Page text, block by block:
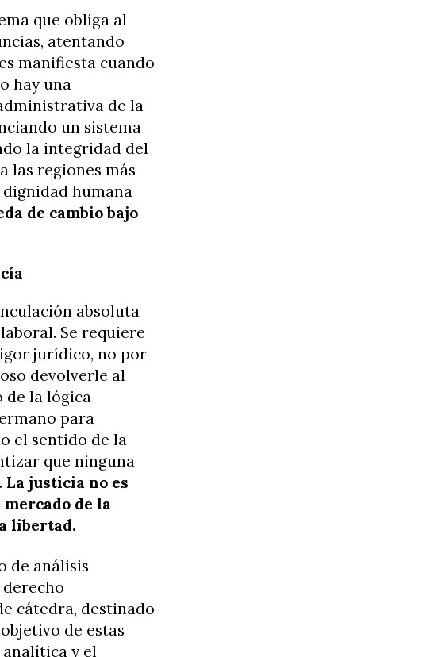
que obliga al
atentando
manifiesta cuando
hay una
de la
un sistema
la integridad del
las regiones más
humana
de cambio bajo
absoluta
Se requiere
jurídico, no por
devolverle al
de la lógica
para
el sentido de la
que ninguna
La justicia no es
de la
libertad.
de análisis
cátedra, destinado
de estas
y el